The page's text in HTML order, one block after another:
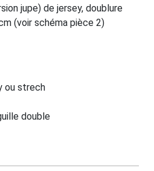
jupe) de jersey, doublure
(voir schéma pièce 2)
ou strech
double